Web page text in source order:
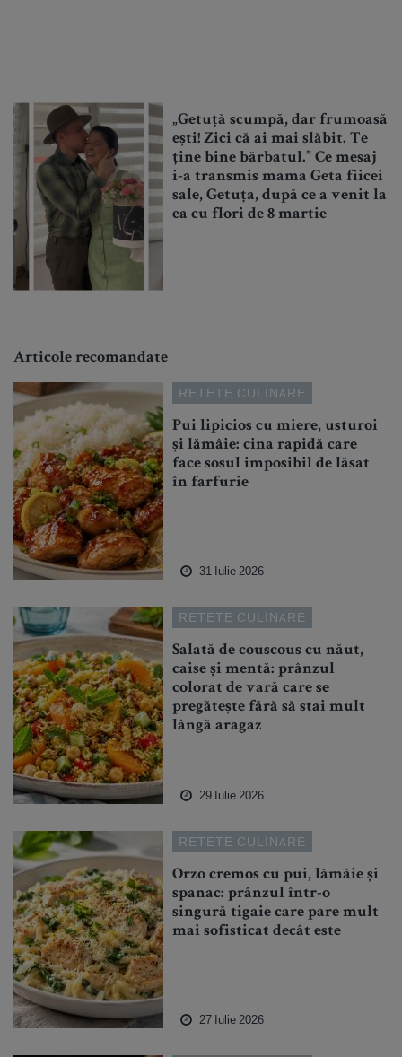
„Getuță scumpă, dar frumoasă
ești! Zici că ai mai slăbit. Te
ține bine bărbatul.” Ce mesaj
i-a transmis mama Geta fiicei
sale, Getuța, după ce a venit la
ea cu flori de 8 martie
Articole recomandate
RETETE CULINARE
Pui lipicios cu miere, usturoi
și lămâie: cina rapidă care
face sosul imposibil de lăsat
în farfurie
31 Iulie 2026
RETETE CULINARE
Salată de couscous cu năut,
caise și mentă: prânzul
colorat de vară care se
pregătește fără să stai mult
lângă aragaz
29 Iulie 2026
RETETE CULINARE
Orzo cremos cu pui, lămâie și
spanac: prânzul într-o
singură tigaie care pare mult
mai sofisticat decât este
27 Iulie 2026